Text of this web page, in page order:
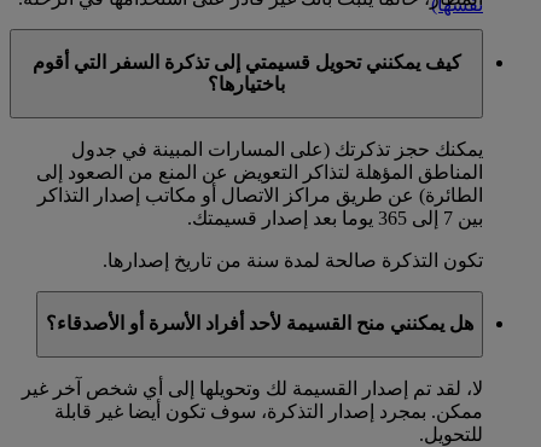
نفسها)
قد تختلف قواعد التعويض عن المنع من الصعود إلى الطائرة
اعتمادا على الأنظمة المحلية.
كيف يمكنني تحويل قسيمتي إلى تذكرة السفر التي أقوم
باختيارها؟
يمكنك حجز تذكرتك (على المسارات المبينة في جدول
المناطق المؤهلة لتذاكر التعويض عن المنع من الصعود إلى
الطائرة) عن طريق مراكز الاتصال أو مكاتب إصدار التذاكر
بين 7 إلى 365 يوما بعد إصدار قسيمتك.
تكون التذكرة صالحة لمدة سنة من تاريخ إصدارها.
هل يمكنني منح القسيمة لأحد أفراد الأسرة أو الأصدقاء؟
لا، لقد تم إصدار القسيمة لك وتحويلها إلى أي شخص آخر غير
ممكن. بمجرد إصدار التذكرة، سوف تكون أيضا غير قابلة
للتحويل.